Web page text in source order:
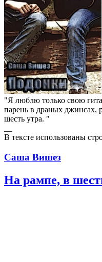
"Я люблю только свою
парень в драных джинсах,
шесть утра. "
В тексте использованы
Саша Вишез
На рампе, в